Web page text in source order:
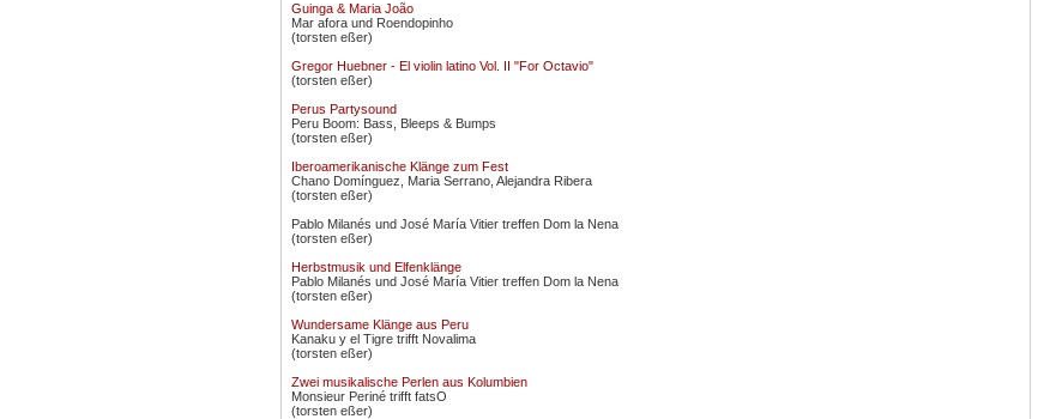
Guinga & Maria João
Mar afora und Roendopinho
(torsten eßer)
Gregor Huebner - El violin latino Vol. II "For Octavio"
(torsten eßer)
Perus Partysound
Peru Boom: Bass, Bleeps & Bumps
(torsten eßer)
Iberoamerikanische Klänge zum Fest
Chano Domínguez, Maria Serrano, Alejandra Ribera
(torsten eßer)
Pablo Milanés und José María Vitier treffen Dom la Nena
(torsten eßer)
Herbstmusik und Elfenklänge
Pablo Milanés und José María Vitier treffen Dom la Nena
(torsten eßer)
Wundersame Klänge aus Peru
Kanaku y el Tigre trifft Novalima
(torsten eßer)
Zwei musikalische Perlen aus Kolumbien
Monsieur Periné trifft fatsO
(torsten eßer)